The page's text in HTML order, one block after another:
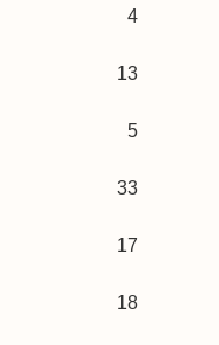
4
13
5
33
17
18